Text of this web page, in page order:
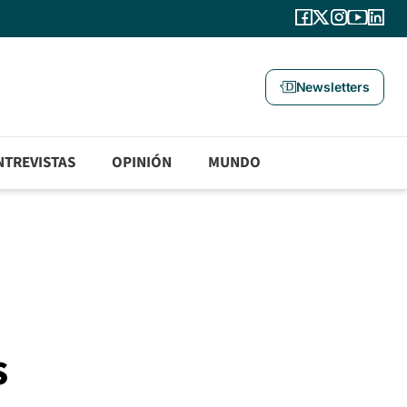
Newsletters
OPINIÓN MUNDO